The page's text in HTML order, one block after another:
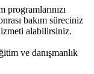
bakım süreciniz
alabilirsiniz.
ve danışmanlık